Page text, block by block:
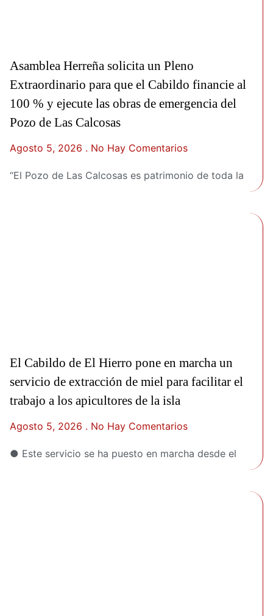
Asamblea Herreña solicita un Pleno
Extraordinario para que el Cabildo financie al
100 % y ejecute las obras de emergencia del
Pozo de Las Calcosas
Agosto 5, 2026 No Hay Comentarios
“El Pozo de Las Calcosas es patrimonio de toda la
El Cabildo de El Hierro pone en marcha un
servicio de extracción de miel para facilitar el
trabajo a los apicultores de la isla
Agosto 5, 2026 No Hay Comentarios
● Este servicio se ha puesto en marcha desde el